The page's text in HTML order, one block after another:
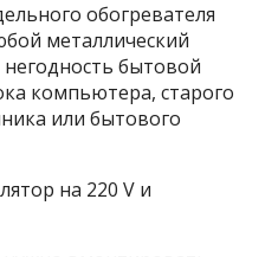
обогревателя
металлический
бытовой
компьютера, старого
или бытового
на 220 V и